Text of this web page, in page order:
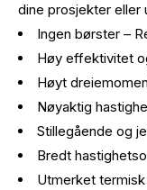
dine prosjekter eller
Ingen børster –
Høy effektivitet
Høyt
Nøyaktig
Stillegående og
Bredt
Utmerket